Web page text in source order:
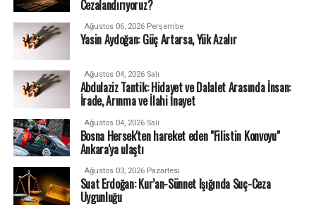
Cezalandırıyoruz?
Ağustos 06, 2026 Perşembe
Yasin Aydoğan: Güç Artarsa, Yük Azalır
Ağustos 04, 2026 Salı
Abdulaziz Tantik: Hidayet ve Dalalet Arasında İnsan:
İrade, Arınma ve İlahi İnayet
Ağustos 04, 2026 Salı
Bosna Hersek'ten hareket eden "Filistin Konvoyu"
Ankara'ya ulaştı
Ağustos 03, 2026 Pazartesi
Suat Erdoğan: Kur’an-Sünnet Işığında Suç-Ceza
Uygunluğu